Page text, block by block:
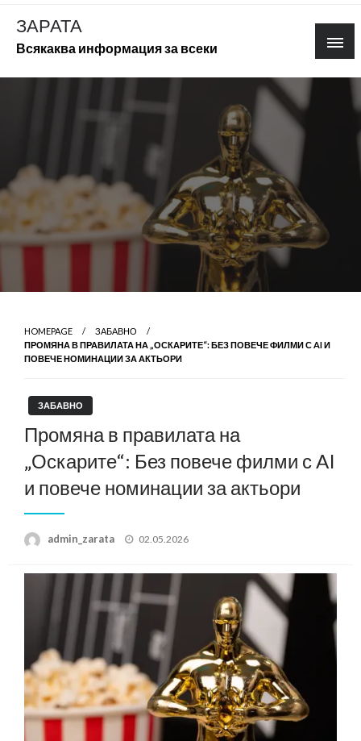
Skip
content
ЗАРАТА
Всякаква информация за всеки
HOMEPAGE
ЗАБАВНО
ПРОМЯНА В ПРАВИЛАТА НА „ОСКАРИТЕ“: БЕЗ ПОВЕЧЕ ФИЛМИ С AI И
ПОВЕЧЕ НОМИНАЦИИ ЗА АКТЬОРИ
ЗАБАВНО
Промяна в правилата на
„Оскарите“: Без повече филми с AI
и повече номинации за актьори
admin_zarata
Posted
02.05.2026